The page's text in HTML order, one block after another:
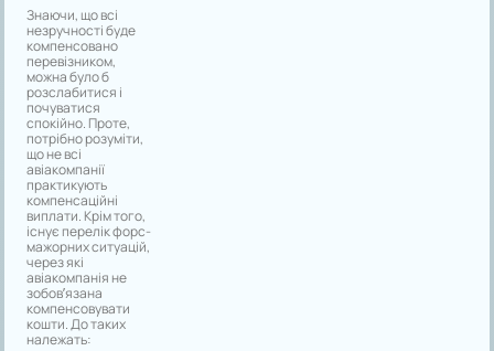
Знаючи, що всі
незручності буде
компенсовано
перевізником,
можна було б
розслабитися і
почуватися
спокійно. Проте,
потрібно розуміти,
що не всі
авіакомпанії
практикують
компенсаційні
виплати. Крім того,
існує перелік форс-
мажорних ситуацій,
через які
авіакомпанія не
зобов’язана
компенсовувати
кошти. До таких
належать: